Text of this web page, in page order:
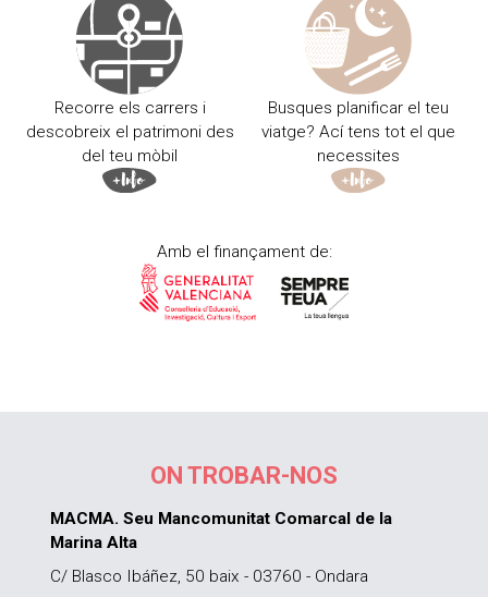
Recorre els carrers i
descobreix el patrimoni des
del teu mòbil
Busques planificar el teu
viatge? Ací tens tot el que
necessites
Amb el finançament de:
ON TROBAR-NOS
MACMA. Seu Mancomunitat Comarcal de la
Marina Alta
C/ Blasco Ibáñez, 50 baix - 03760 - Ondara